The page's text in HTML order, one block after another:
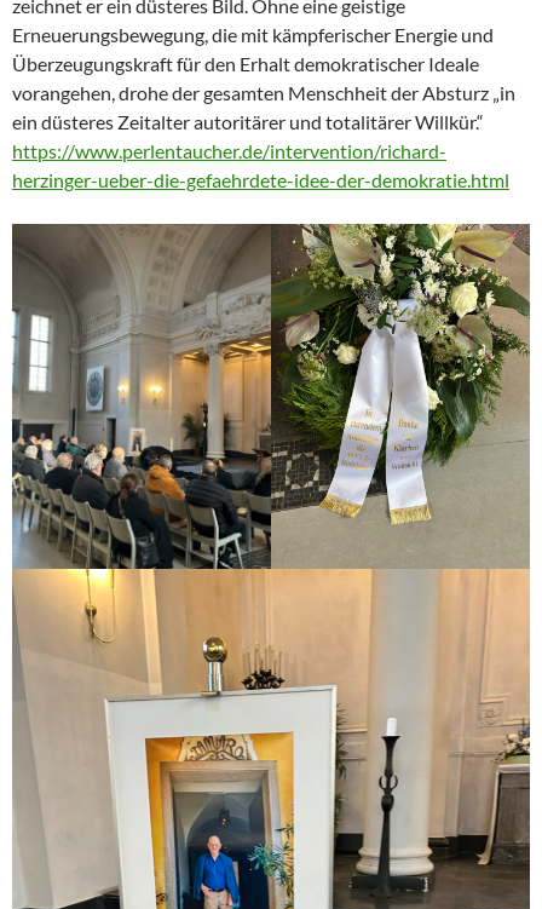
zeichnet er ein düsteres Bild. Ohne eine geistige
Erneuerungsbewegung, die mit kämpferischer Energie und
Überzeugungskraft für den Erhalt demokratischer Ideale
vorangehen, drohe der gesamten Menschheit der Absturz „in
ein düsteres Zeitalter autoritärer und totalitärer Willkür.“
https://www.perlentaucher.de/intervention/richard-
herzinger-ueber-die-gefaehrdete-idee-der-demokratie.html